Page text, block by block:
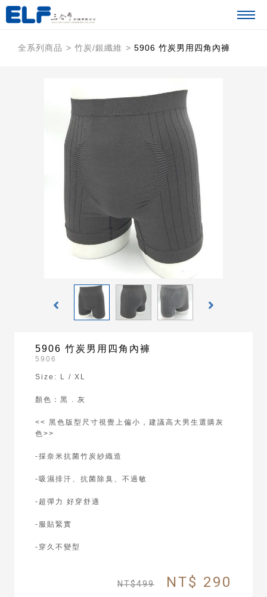
全系列商品 竹炭/銀纖維 5906 竹炭男用四角內褲
5906 竹炭男用四角內褲
5906
Size: L / XL
顏色：黑 . 灰
<< 黑色版型尺寸視覺上偏小，建議高大男生選購灰
色>>
-採奈米抗菌竹炭紗織造
-吸濕排汗、抗菌除臭、不過敏
-超彈力 好穿舒適
-服貼緊實
-穿久不變型
NT$499 NT$ 290